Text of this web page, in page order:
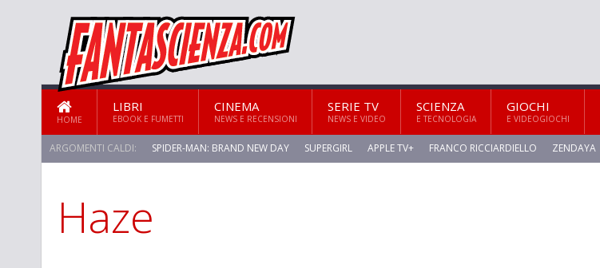
HOME
LIBRI
EBOOK E FUMETTI
CINEMA
NEWS E RECENSIONI
SERIE TV
NEWS E VIDEO
SCIENZA
E TECNOLOGIA
GIOCHI
E VIDEOGIOCHI
ARGOMENTI CALDI: SPIDER-MAN: BRAND NEW DAY SUPERGIRL APPLE TV+ FRANCO RICCIARDIELLO ZENDAYA
Haze